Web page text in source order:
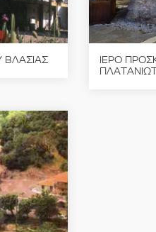
ΒΛΑΣΙΑΣ
ΙΕΡΟ